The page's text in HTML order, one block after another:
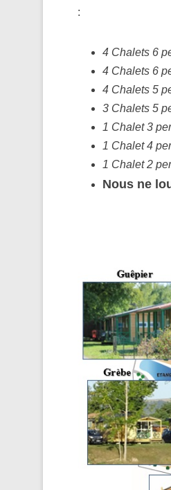
:
4 Chalets 6
4 Chalets 6
4 Chalets 5
3 Chalets 5
1 Chalet 3
1 Chalet 4
1 Chalet 2
Nous ne